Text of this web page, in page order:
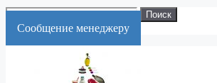
Искать:
Поиск
Cообщение менеджеру